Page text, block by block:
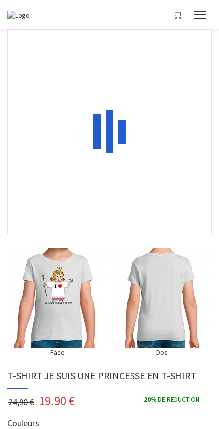
Face Dos
T-SHIRT JE SUIS UNE PRINCESSE EN T-SHIRT
24,90 € 19.90 € 20%DE REDUCTION
Couleurs